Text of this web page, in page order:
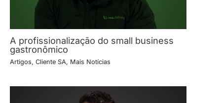
A profissionalização do small business
gastronômico
Artigos, Cliente SA, Mais Notícias